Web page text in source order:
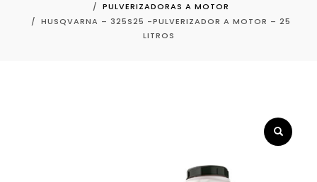
PULVERIZADORAS A MOTOR
HUSQVARNA – 325S25 -PULVERIZADOR A MOTOR – 25
LITROS